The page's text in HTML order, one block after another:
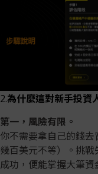
2.為什麼這對新手投資
第一，風險有限。
你不需要拿自己的錢
幾百美元不等）。挑
成功，便能掌握大筆資